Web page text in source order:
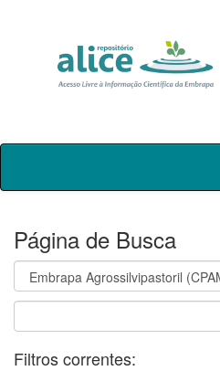
Skip
Página de Busca
Filtros correntes: